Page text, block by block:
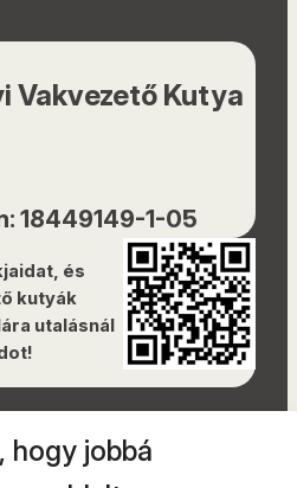
hogy jobbá
Vakvezető Kutya
18449149-1-05
és
kutyák
utalásnál